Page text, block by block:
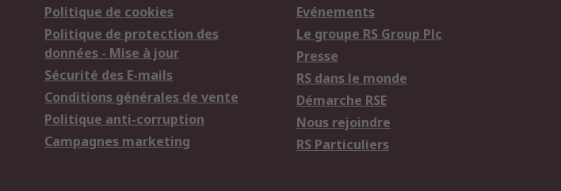
Politique de cookies
Politique de protection des
données - Mise à jour
Sécurité des E-mails
Conditions générales de vente
Politique anti-corruption
Campagnes marketing
Evénements
Le groupe RS Group Plc
Presse
RS dans le monde
Démarche RSE
Nous rejoindre
RS Particuliers